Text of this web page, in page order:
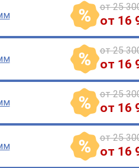
от 25
от 16
от 25
от 16
от 25
от 16
от 25
от 16